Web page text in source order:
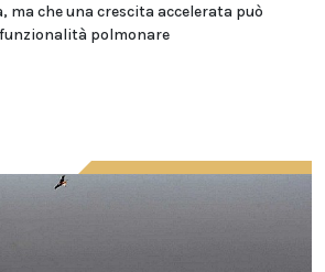
ma che una crescita accelerata può
polmonare